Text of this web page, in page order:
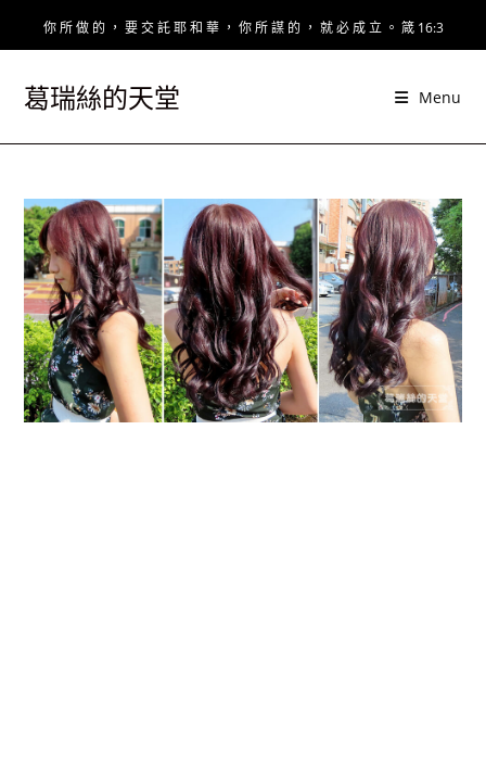
你 所 做 的 ， 要 交 託 耶 和 華 ， 你 所 謀 的 ， 就 必 成 立 。 箴 16:3
葛瑞絲的天堂 Menu